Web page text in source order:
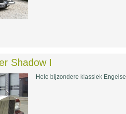
Shadow I
Hele bijzondere klassiek